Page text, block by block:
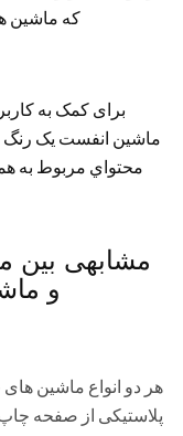
که ماشین
برای کمک به
ماشین انفست یک رنگ
محتواي مربوط به
مشابهی بین
و
هر دو انواع ماشین
پلاستیکی از صفحه